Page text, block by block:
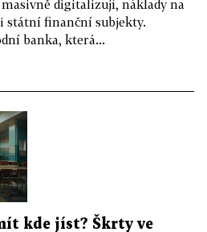
digitalizují, náklady na
státní finanční subjekty.
banka, která...
kde jíst? Škrty ve